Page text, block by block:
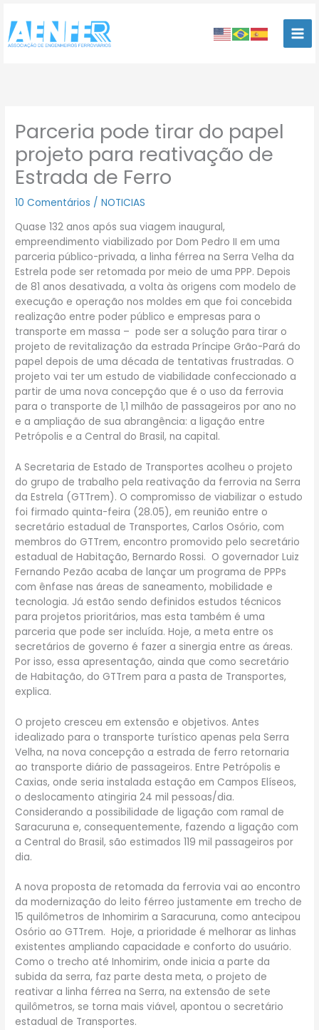
para
conteúdo
Parceria pode tirar do papel
projeto para reativação de
Estrada de Ferro
10 Comentários /NOTICIAS
Quase 132 anos após sua viagem inaugural,
empreendimento viabilizado por Dom Pedro II em uma
parceria público-privada, a linha férrea na Serra Velha da
Estrela pode ser retomada por meio de uma PPP. Depois
de 81 anos desativada, a volta às origens com modelo de
execução e operação nos moldes em que foi concebida
realização entre poder público e empresas para o
transporte em massa – pode ser a solução para tirar o
projeto de revitalização da estrada Príncipe Grão-Pará do
papel depois de uma década de tentativas frustradas. O
projeto vai ter um estudo de viabilidade confeccionado a
partir de uma nova concepção que é o uso da ferrovia
para o transporte de 1,1 milhão de passageiros por ano no
e a ampliação de sua abrangência: a ligação entre
Petrópolis e a Central do Brasil, na capital.
A Secretaria de Estado de Transportes acolheu o projeto
do grupo de trabalho pela reativação da ferrovia na Serra
da Estrela (GTTrem). O compromisso de viabilizar o estudo
foi firmado quinta-feira (28.05), em reunião entre o
secretário estadual de Transportes, Carlos Osório, com
membros do GTTrem, encontro promovido pelo secretário
estadual de Habitação, Bernardo Rossi. O governador Luiz
Fernando Pezão acaba de lançar um programa de PPPs
com ênfase nas áreas de saneamento, mobilidade e
tecnologia. Já estão sendo definidos estudos técnicos
para projetos prioritários, mas esta também é uma
parceria que pode ser incluída. Hoje, a meta entre os
secretários de governo é fazer a sinergia entre as áreas.
Por isso, essa apresentação, ainda que como secretário
de Habitação, do GTTrem para a pasta de Transportes,
explica.
O projeto cresceu em extensão e objetivos. Antes
idealizado para o transporte turístico apenas pela Serra
Velha, na nova concepção a estrada de ferro retornaria
ao transporte diário de passageiros. Entre Petrópolis e
Caxias, onde seria instalada estação em Campos Elíseos,
o deslocamento atingiria 24 mil pessoas/dia.
Considerando a possibilidade de ligação com ramal de
Saracuruna e, consequentemente, fazendo a ligação com
a Central do Brasil, são estimados 119 mil passageiros por
dia.
A nova proposta de retomada da ferrovia vai ao encontro
da modernização do leito férreo justamente em trecho de
15 quilômetros de Inhomirim a Saracuruna, como antecipou
Osório ao GTTrem. Hoje, a prioridade é melhorar as linhas
existentes ampliando capacidade e conforto do usuário.
Como o trecho até Inhomirim, onde inicia a parte da
subida da serra, faz parte desta meta, o projeto de
reativar a linha férrea na Serra, na extensão de sete
quilômetros, se torna mais viável, apontou o secretário
estadual de Transportes.